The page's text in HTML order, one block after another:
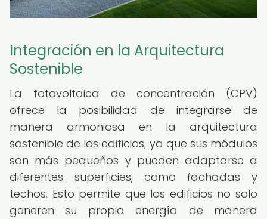
Integración en la Arquitectura
Sostenible
La fotovoltaica de concentración (CPV)
ofrece la posibilidad de integrarse de
manera armoniosa en la arquitectura
sostenible de los edificios, ya que sus módulos
son más pequeños y pueden adaptarse a
diferentes superficies, como fachadas y
techos. Esto permite que los edificios no solo
generen su propia energía de manera